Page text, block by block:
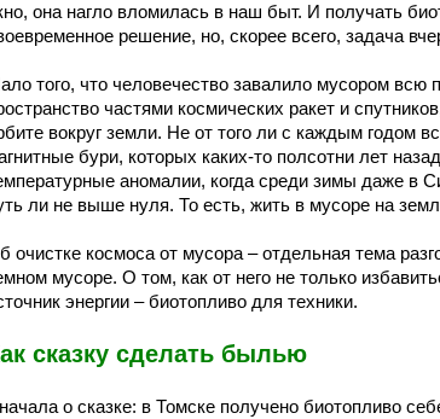
она нагло вломилась в наш быт. И получать
решение, но, скорее всего, задача
того, что человечество завалило мусором всю
частями космических ракет и
вокруг земли. Не от того ли с каждым годом
бури, которых каких-то полсотни лет
аномалии, когда среди зимы даже в
ли не выше нуля. То есть, жить в мусоре на
очистке космоса от мусора – отдельная тема
мусоре. О том, как от него не только
энергии – биотопливо для техники.
сказку сделать былью
о сказке: в Томске получено биотопливо